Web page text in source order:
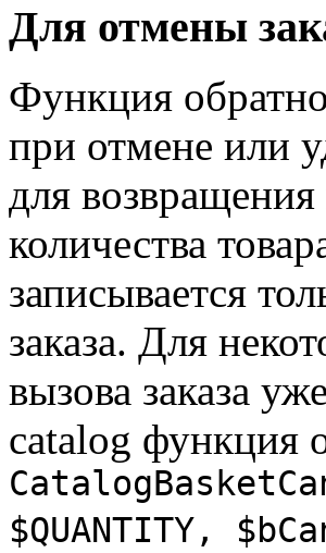
Для отмены
Функция
при отмене или
для возвращения
количества
записывается
заказа. Для
вызова заказа
catalog функция
$QUANTITY,